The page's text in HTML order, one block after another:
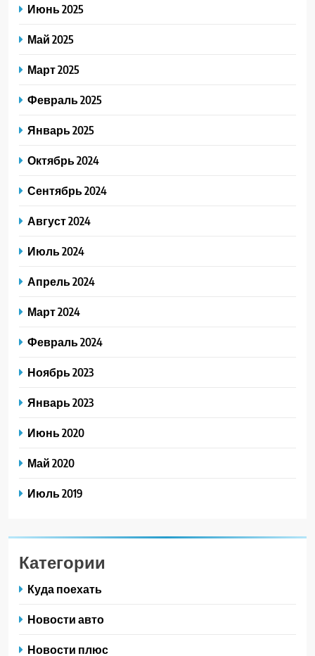
Июнь 2025
Май 2025
Март 2025
Февраль 2025
Январь 2025
Октябрь 2024
Сентябрь 2024
Август 2024
Июль 2024
Апрель 2024
Март 2024
Февраль 2024
Ноябрь 2023
Январь 2023
Июнь 2020
Май 2020
Июль 2019
Категории
Куда поехать
Новости авто
Новости плюс